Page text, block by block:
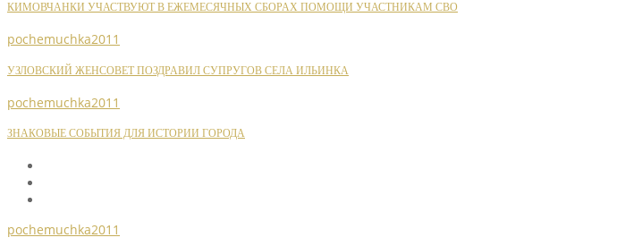
КИМОВЧАНКИ УЧАСТВУЮТ В ЕЖЕМЕСЯЧНЫХ СБОРАХ ПОМОЩИ УЧАСТНИКАМ СВО
pochemuchka2011
УЗЛОВСКИЙ ЖЕНСОВЕТ ПОЗДРАВИЛ СУПРУГОВ СЕЛА ИЛЬИНКА
pochemuchka2011
ЗНАКОВЫЕ СОБЫТИЯ ДЛЯ ИСТОРИИ ГОРОДА
pochemuchka2011